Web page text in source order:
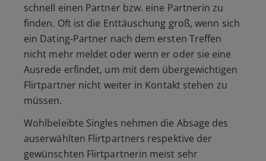
schnell einen Partner bzw. eine Partnerin zu
finden. Oft ist die Enttäuschung groß, wenn sich
ein Dating-Partner nach dem ersten Treffen
nicht mehr meldet oder wenn er oder sie eine
Ausrede erfindet, um mit dem übergewichtigen
Flirtpartner nicht weiter in Kontakt stehen zu
müssen.
Wohlbeleibte Singles nehmen die Absage des
auserwählten Flirtpartners respektive der
gewünschten Flirtpartnerin meist sehr